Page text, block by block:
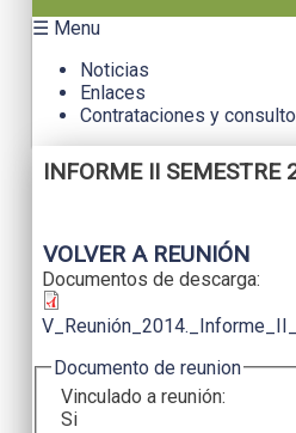
☰ Menu
Noticias
Enlaces
Contrataciones y
INFORME II SEMESTRE
VOLVER A REUNIÓN
Documentos de descarga:
Ocultar
Documento de reunion
Vinculado a reunión:
Si